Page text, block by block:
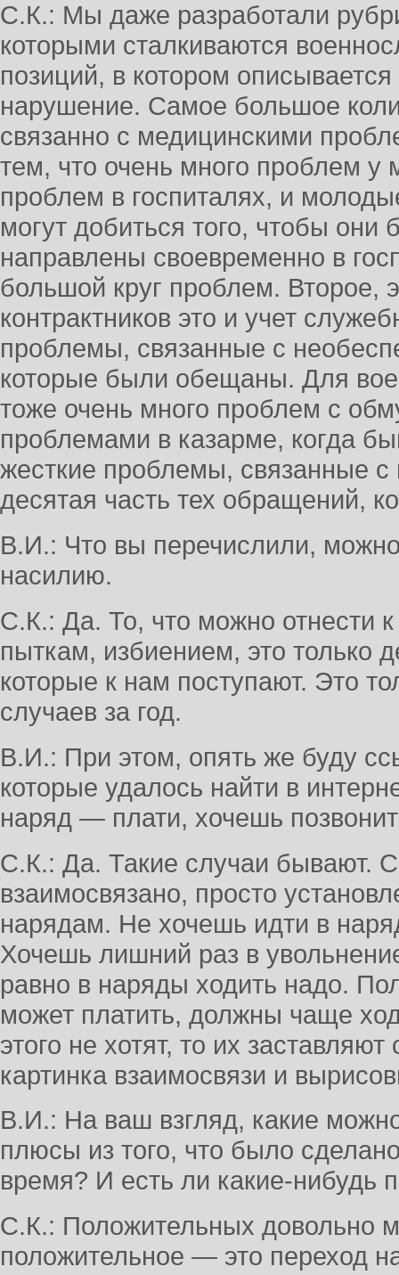
С.К.: Мы даже разработали
которыми сталкиваются
позиций, в котором
нарушение. Самое большое
связанно с медицинскими
тем, что очень много проблем у
проблем в госпиталях, и
могут добиться того, чтобы
направлены своевременно в
большой круг проблем. Второе,
контрактников это и учет
проблемы, связанные с
которые были обещаны. Для
тоже очень много проблем с
проблемами в казарме, когда
жесткие проблемы, связанные
десятая часть тех обращений,
В.И.: Что вы перечислили, можно
насилию.
С.К.: Да. То, что можно отнести
пыткам, избиением, это только
которые к нам поступают. Это
случаев за год.
В.И.: При этом, опять же буду
которые удалось найти в
наряд — плати, хочешь
С.К.: Да. Такие случаи бывают.
взаимосвязано, просто
нарядам. Не хочешь идти в
Хочешь лишний раз в
равно в наряды ходить надо.
может платить, должны чаще
этого не хотят, то их
картинка взаимосвязи и
В.И.: На ваш взгляд, какие
плюсы из того, что было
время? И есть ли какие-нибудь
С.К.: Положительных довольно
положительное — это переход